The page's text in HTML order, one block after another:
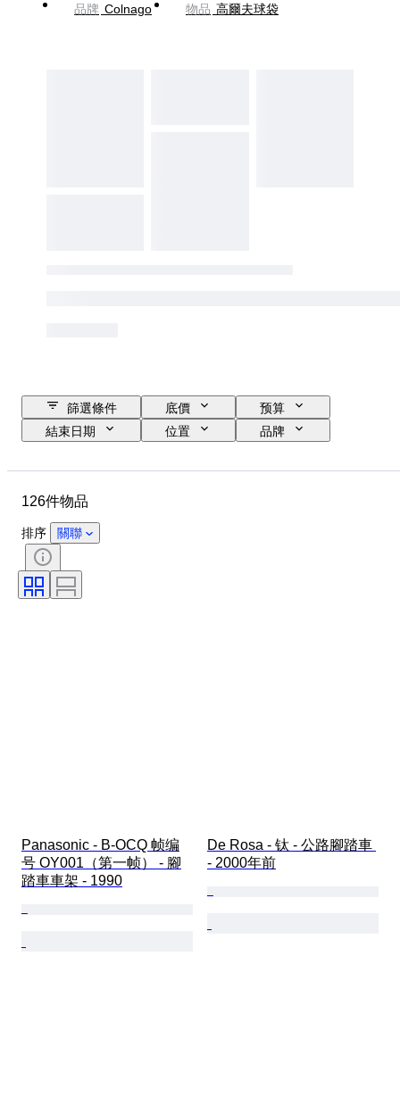
品牌 Colnago 物品 高爾夫球袋
篩選條件 底價
预算
結束日期
位置
品牌
時期
原件/副本
運動
尺寸測量
126件物品
排序 關聯
Panasonic - B-OCQ 帧编
号 OY001（第一帧） - 腳
踏車車架 - 1990
De Rosa - 钛 - 公路腳踏車
- 2000年前